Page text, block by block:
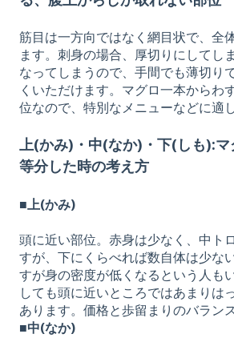
筋目は一方向ではなく網目状で、全
ます。刺身の場合、厚切りにしてし
なってしまうので、手間でも薄切り
くいただけます。マグロ一本からわ
位なので、特別なメニューなどに適
上(かみ)・中(なか)・下(しも):
等分した時の考え方
■上(かみ)
頭に近い部位。赤身は少なく、中ト
すが、下にくらべれば数自体は少な
すが身の密度が低くなるという人も
しても頭に近いところではあまりは
あります。価格と歩留まりのバラン
■中(なか)